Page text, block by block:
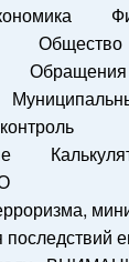
Общество
Обращения